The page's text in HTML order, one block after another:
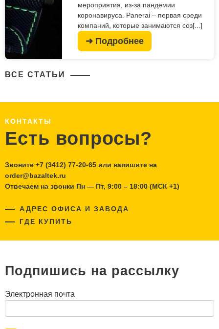
мероприятия, из-за пандемии
коронавируса. Panerai – первая среди
компаний, которые занимаются соз[...]
➜ Подробнее
ВСЕ СТАТЬИ
КОНТАКТЫ
Есть вопросы?
Звоните +7 (3412) 77-20-65 или напишите на
order@bazaltek.ru
Отвечаем на звонки Пн — Пт, 9:00 – 18:00 (МСК +1)
АДРЕС ОФИСА И ЗАВОДА
ГДЕ КУПИТЬ
Подпишись на рассылку
Электронная почта